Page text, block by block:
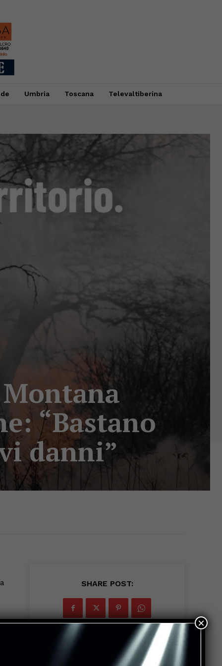
Umbria Toscana Televaltiberina
“Bastano
danni”
SHARE POST:
×